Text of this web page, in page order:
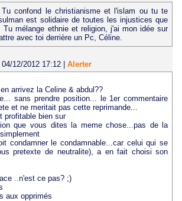
confond le christianisme et l'islam ou tu te
est solidaire de toutes les injustices que
mélange ethnie et religion, j'ai mon idée sur
avec toi derrière un Pc, Céline.
04/12/2012 17:12
Alerter
arrivez la Celine & abdul??
sans prendre position... le 1er commentaire
et ne meritait pas cette reprimande...
profitable bien sur
que vous dites la meme chose...pas de la
condamner le condamnable...car celui qui se
pretexte de neutralite), a en fait choisi son
..n'est ce pas? ;)
aux opprimés